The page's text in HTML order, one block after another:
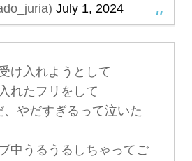
July 1, 2024
け入れようとして
れたフリをして
やだすぎるって泣いた
中うるうるしちゃってご